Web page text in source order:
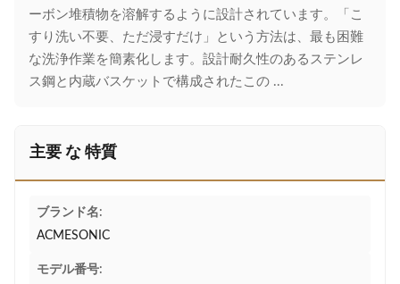
ーボン堆積物を溶解するように設計されています。「こ
すり洗い不要、ただ浸すだけ」という方法は、最も困難
な洗浄作業を簡素化します。設計耐久性のあるステンレ
ス鋼と内蔵バスケットで構成されたこの ...
主要 な 特質
ブランド名:
ACMESONIC
モデル番号: